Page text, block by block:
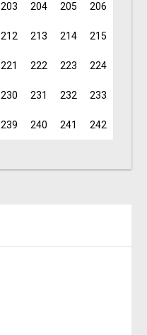
203 204 205 206
212 213 214 215
221 222 223 224
230 231 232 233
239 240 241 242